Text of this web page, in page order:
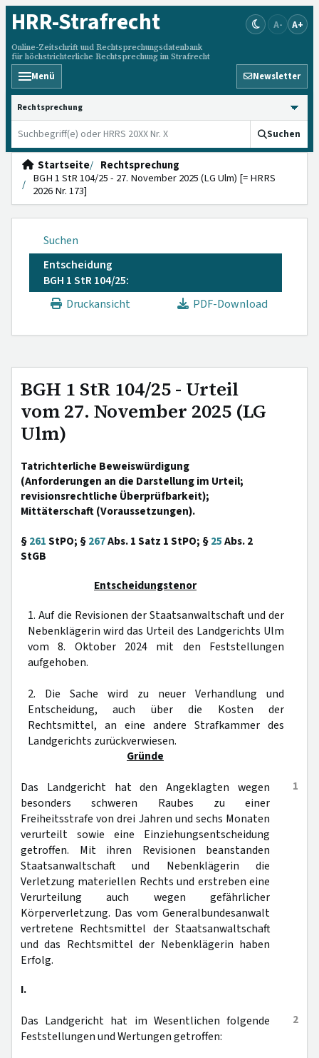
HRR-Strafrecht
Online-Zeitschrift und Rechtsprechungsdatenbank
für höchstrichterliche Rechtsprechung im Strafrecht
A- A+
Menü Newsletter
HRRS durchsuchen
Suchen
Startseite
Rechtsprechung
BGH 1 StR 104/25 - 27. November 2025 (LG Ulm) [= HRRS
2026 Nr. 173]
Suchen
Entscheidung
BGH 1 StR 104/25:
Druckansicht
PDF-Download
BGH 1 StR 104/25 - Urteil
vom 27. November 2025 (LG
Ulm)
Tatrichterliche Beweiswürdigung
(Anforderungen an die Darstellung im Urteil;
revisionsrechtliche Überprüfbarkeit);
Mittäterschaft (Voraussetzungen).
§261StPO; §267Abs. 1 Satz 1 StPO; §25Abs. 2
StGB
Entscheidungstenor
1. Auf die Revisionen der Staatsanwaltschaft und der
Nebenklägerin wird das Urteil des Landgerichts Ulm
vom 8. Oktober 2024 mit den Feststellungen
aufgehoben.
2. Die Sache wird zu neuer Verhandlung und
Entscheidung, auch über die Kosten der
Rechtsmittel, an eine andere Strafkammer des
Landgerichts zurückverwiesen.
Gründe
1
Das Landgericht hat den Angeklagten wegen
besonders schweren Raubes zu einer
Freiheitsstrafe von drei Jahren und sechs Monaten
verurteilt sowie eine Einziehungsentscheidung
getroffen. Mit ihren Revisionen beanstanden
Staatsanwaltschaft und Nebenklägerin die
Verletzung materiellen Rechts und erstreben eine
Verurteilung auch wegen gefährlicher
Körperverletzung. Das vom Generalbundesanwalt
vertretene Rechtsmittel der Staatsanwaltschaft
und das Rechtsmittel der Nebenklägerin haben
Erfolg.
I.
2
Das Landgericht hat im Wesentlichen folgende
Feststellungen und Wertungen getroffen: